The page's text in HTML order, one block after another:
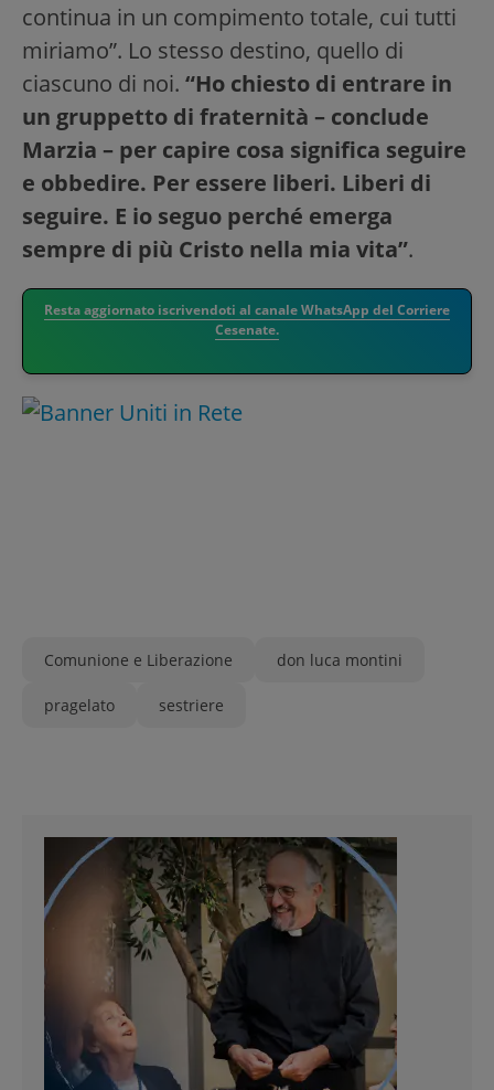
continua in un compimento totale, cui tutti
miriamo”. Lo stesso destino, quello di
ciascuno di noi. “Ho chiesto di entrare in
un gruppetto di fraternità – conclude
Marzia – per capire cosa significa seguire
e obbedire. Per essere liberi. Liberi di
seguire. E io seguo perché emerga
sempre di più Cristo nella mia vita”.
Resta aggiornato iscrivendoti al canale WhatsApp del Corriere
Cesenate.
Comunione e Liberazione don luca montini
pragelato sestriere